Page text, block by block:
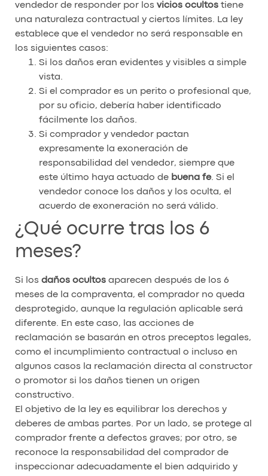
vendedor de responder por los vicios ocultos tiene
una naturaleza contractual y ciertos límites. La ley
establece que el vendedor no será responsable en
los siguientes casos:
Si los daños eran evidentes y visibles a simple
vista.
Si el comprador es un perito o profesional que,
por su oficio, debería haber identificado
fácilmente los daños.
Si comprador y vendedor pactan
expresamente la exoneración de
responsabilidad del vendedor, siempre que
este último haya actuado de buena fe. Si el
vendedor conoce los daños y los oculta, el
acuerdo de exoneración no será válido.
¿Qué ocurre tras los 6
meses?
Si los daños ocultos aparecen después de los 6
meses de la compraventa, el comprador no queda
desprotegido, aunque la regulación aplicable será
diferente. En este caso, las acciones de
reclamación se basarán en otros preceptos legales,
como el incumplimiento contractual o incluso en
algunos casos la reclamación directa al constructor
o promotor si los daños tienen un origen
constructivo.
El objetivo de la ley es equilibrar los derechos y
deberes de ambas partes. Por un lado, se protege al
comprador frente a defectos graves; por otro, se
reconoce la responsabilidad del comprador de
inspeccionar adecuadamente el bien adquirido y